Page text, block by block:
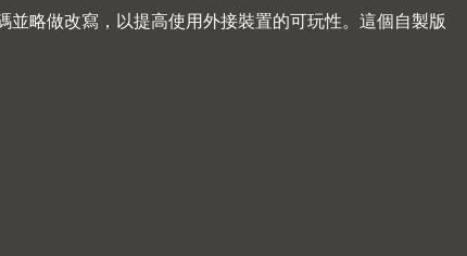
並略做改寫，以提高使用外接裝置的可玩性。這個自製版